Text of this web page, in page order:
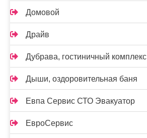
Домовой
Драйв
Дубрава, гостиничный комплекс
Дыши, оздоровительная баня
Евпа Сервис СТО Эвакуатор
ЕвроСервис